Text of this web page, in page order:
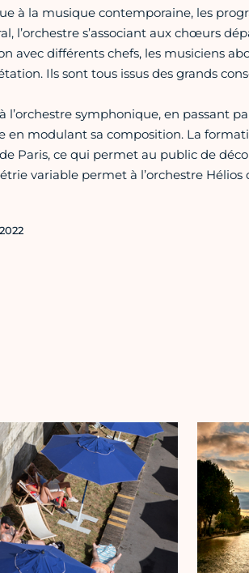
à la musique contemporaine, les
l’orchestre s’associant aux chœurs
avec différents chefs, les musiciens
Ils sont tous issus des grands
l’orchestre symphonique, en passant
en modulant sa composition. La
Paris, ce qui permet au public de
variable permet à l’orchestre